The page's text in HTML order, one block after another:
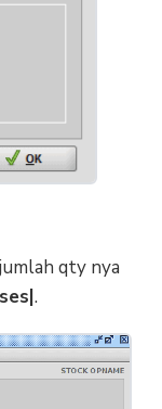
qty nya
.